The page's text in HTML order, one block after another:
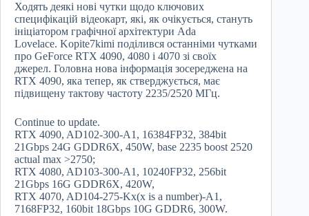
Ходять деякі нові чутки щодо ключових
специфікацій відеокарт, які, як очікується, стануть
ініціатором графічної архітектури Ada
Lovelace. Kopite7kimi поділився останніми чутками
про GeForce RTX 4090, 4080 і 4070 зі своїх
джерел. Головна нова інформація зосереджена на
RTX 4090, яка тепер, як стверджується, має
підвищену тактову частоту 2235/2520 МГц.
Continue to update.
RTX 4090, AD102-300-A1, 16384FP32, 384bit
21Gbps 24G GDDR6X, 450W, base 2235 boost 2520
actual max >2750;
RTX 4080, AD103-300-A1, 10240FP32, 256bit
21Gbps 16G GDDR6X, 420W,
RTX 4070, AD104-275-Kx(x is a number)-A1,
7168FP32, 160bit 18Gbps 10G GDDR6, 300W.